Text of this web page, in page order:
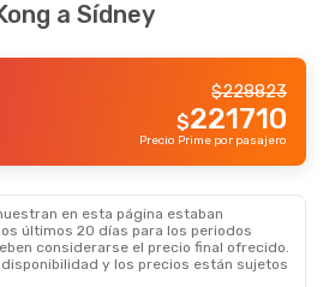
a Sídney
228823
$
221710
$
Precio Prime por pasajero
en esta página estaban
últimos 20 días para los periodos
considerarse el precio final ofrecido.
disponibilidad y los precios están sujetos